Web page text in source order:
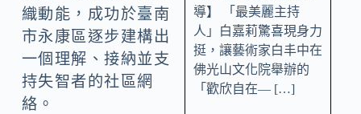
織動能，成功於臺南
市永康區逐步建構出
一個理解、接納並支
持失智者的社區網
絡。
導】 「最美麗主持
人」白嘉莉驚喜現身力
挺，讓藝術家白丰中在
佛光山文化院舉辦的
「歡欣自在— […]